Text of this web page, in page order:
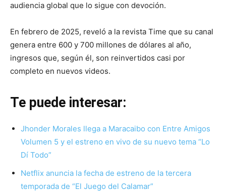
audiencia global que lo sigue con devoción.
En febrero de 2025, reveló a la revista Time que su canal
genera entre 600 y 700 millones de dólares al año,
ingresos que, según él, son reinvertidos casi por
completo en nuevos videos.
Te puede interesar:
Jhonder Morales llega a Maracaibo con Entre Amigos
Volumen 5 y el estreno en vivo de su nuevo tema “Lo
Dí Todo”
Netflix anuncia la fecha de estreno de la tercera
temporada de “El Juego del Calamar”